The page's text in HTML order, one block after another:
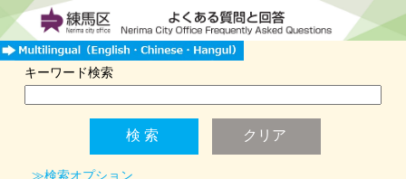
キーワード検索
≫検索オプション